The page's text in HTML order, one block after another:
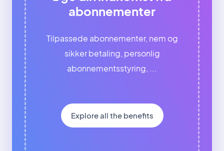
abonnementer
Tilpassede abonnementer, nem og
sikker betaling, personlig
abonnementsstyring, ...
Explore all the benefits